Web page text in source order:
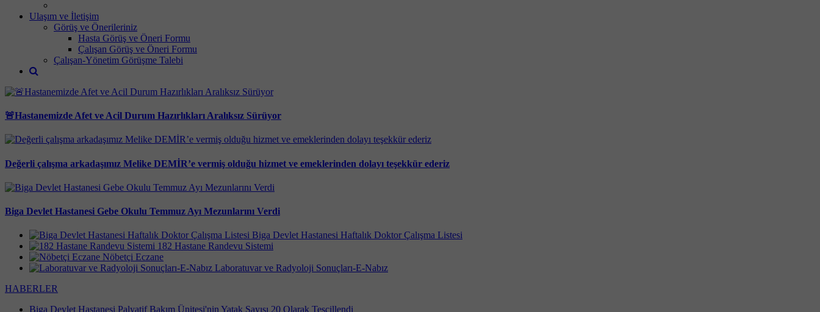
Ulaşım ve İletişim
Görüş ve Önerileriniz
Hasta Görüş ve Öneri Formu
Çalışan Görüş ve Öneri Formu
Çalışan-Yönetim Görüşme Talebi
🚨Hastanemizde Afet ve Acil Durum Hazırlıkları Aralıksız Sürüyor
Değerli çalışma arkadaşımız Melike DEMİR’e vermiş olduğu hizmet ve emeklerinden dolayı teşekkür ederiz
Biga Devlet Hastanesi Gebe Okulu Temmuz Ayı Mezunlarını Verdi
Biga Devlet Hastanesi Haftalık Doktor Çalışma Listesi
182 Hastane Randevu Sistemi
Nöbetçi Eczane
Laboratuvar ve Radyoloji Sonuçları-E-Nabız
HABERLER
Biga Devlet Hastanesi Palyatif Bakım Ünitesi'nin Yatak Sayısı 20 Olarak Tescillendi